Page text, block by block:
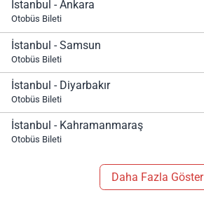
İstanbul - Ankara
Otobüs Bileti
İstanbul - Samsun
Otobüs Bileti
İstanbul - Diyarbakır
Otobüs Bileti
İstanbul - Kahramanmaraş
Otobüs Bileti
Daha Fazla Göster